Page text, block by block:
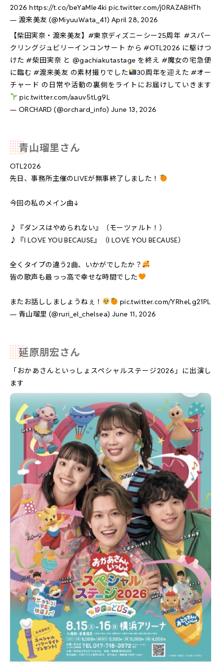
2026 https://t.co/beYaMle4ki pic.twitter.com/j0RAZABHTh
— 渡来美友 (@MiyuuWata_41) April 28, 2026
【柴田実奈・渡来美友】 #東京ディズニーシー25周年 #スパー
クリングジュビリーインコンサート から#OTL2026 に駆けつ
けた#柴田実奈 と @gachiakutastage を終え #魔女の宅急便
に臨む#渡来美友 の素材撮りでした 30周年を迎えた#オー
チャード の日常や活動の裏側をライトにお届けしていきます
pic.twitter.com/aauv5tLg9L
— ORCHARD (@orchard_info) June 13, 2026
青山瑠里さん
OTL2026
先日、事務所主催のLIVEが無事終了しました！
今回の私のメイン曲↓
♪『ダンスはやめられない』（モーツァルト！）
♪『I LOVE YOU BECAUSE』（I LOVE YOU BECAUSE）
全くタイプの違う2曲、いかがでしたか？
皆の歌声も最っっ高で幸せな時間でした
またお話ししましょうねぇ！
pic.twitter.com/YRheLg21PL
— 青山瑠里 (@ruri_el_chelsea) June 11, 2026
延原朋宏さん
「おかあさんといっしょスペシャルステージ2026 」に出演し
ます